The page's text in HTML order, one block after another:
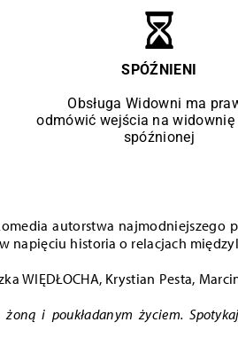
SPÓŹNIENI
Obsługa Widowni ma
odmówić wejścia na widownię
spóźnionej
autorstwa najmodniejszego
napięciu historia o relacjach
WIĘDŁOCHA, Krystian Pesta,
i poukładanym życiem.